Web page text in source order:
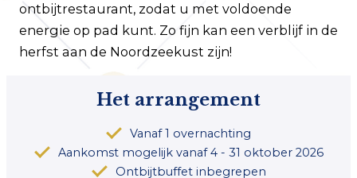
ontbijtrestaurant, zodat u met voldoende
energie op pad kunt. Zo fijn kan een verblijf in de
herfst aan de Noordzeekust zijn!
Het arrangement
Vanaf 1 overnachting
Aankomst mogelijk vanaf 4 - 31 oktober 2026
Ontbijtbuffet inbegrepen